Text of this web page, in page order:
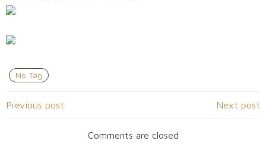
No Tag
Post
navigation
Previous post
navigation
Next post
Comments are closed